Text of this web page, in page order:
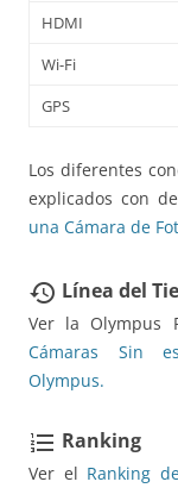
HDMI
Wi-Fi
GPS
Los diferentes
explicados con
una Cámara de
restore Línea del
Ver la Olympus
Cámaras Sin
Olympus.
format_list_numbered Ranking
Ver el Ranking